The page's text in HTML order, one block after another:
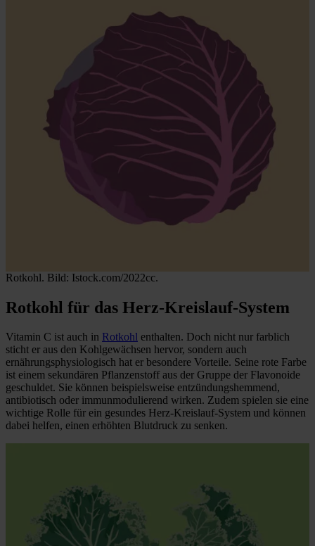
Rotkohl. Bild: Istock.com/2022cc.
Rotkohl für das Herz-Kreislauf-System
Vitamin C ist auch in Rotkohl enthalten. Doch nicht nur farblich
sticht er aus den Kohlgewächsen hervor, sondern auch
ernährungsphysiologisch hat er besondere Vorteile. Seine rote Farbe
ist einem sekundären Pflanzenstoff aus der Gruppe der Flavonoide
geschuldet. Sie können beispielsweise entzündungshemmend,
antibiotisch oder immunmodulierend wirken. Zudem spielen sie eine
wichtige Rolle für ein gesundes Herz-Kreislauf-System und können
dabei helfen, einen erhöhten Blutdruck zu senken.